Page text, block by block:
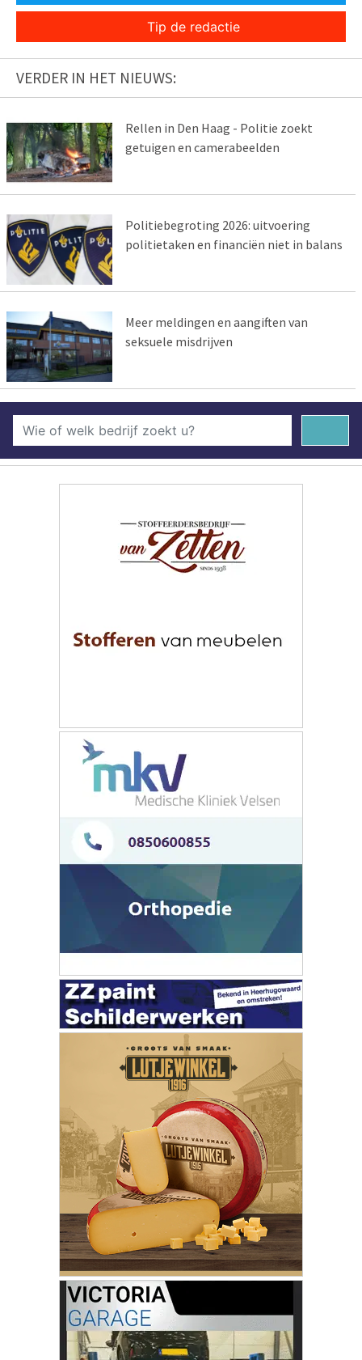
Tip de redactie
VERDER IN HET NIEUWS:
Rellen in Den Haag - Politie zoekt
getuigen en camerabeelden
Politiebegroting 2026: uitvoering
politietaken en financiën niet in balans
Meer meldingen en aangiften van
seksuele misdrijven